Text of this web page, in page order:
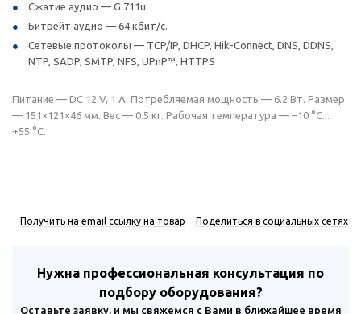
Сжатие аудио — G.711u.
Битрейт аудио — 64 кбит/с.
Сетевые протоколы — TCP/IP, DHCP, Hik-Connect, DNS, DDNS,
NTP, SADP, SMTP, NFS, UPnP™, HTTPS
Питание — DC 12 V, 1 A. Потребляемая мощность — 6.2 Вт. Размер
— 151×121×46 мм. Вес — 0.5 кг. Рабочая температура — –10 °C...
+55 °C.
Получить на email ссылку на товар Поделиться в социальных сетях
Нужна профессиональная консультация по
подбору оборудования?
Оставьте заявку, и мы свяжемся с Вами в ближайшее время